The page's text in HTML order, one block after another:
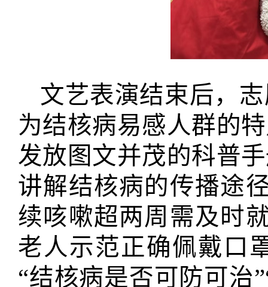
文艺表演结束后，
为结核病易感人群的
发放图文并茂的科普
讲解结核病的传播途
续咳嗽超两周需及时
老人示范正确佩戴口
“结核病是否可防可治